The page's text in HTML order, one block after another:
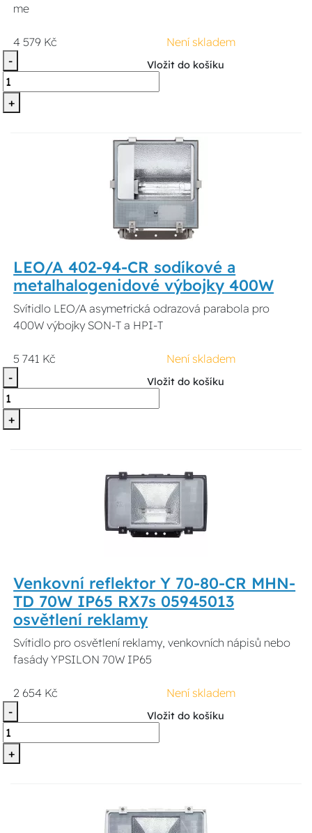
me
4 579 Kč
Není skladem
-
+
Vložit do košíku
LEO/A 402-94-CR sodíkové a
metalhalogenidové výbojky 400W
Svítidlo LEO/A asymetrická odrazová parabola pro
400W výbojky SON-T a HPI-T
5 741 Kč
Není skladem
-
+
Vložit do košíku
Venkovní reflektor Y 70-80-CR MHN-
TD 70W IP65 RX7s 05945013
osvětlení reklamy
Svítidlo pro osvětlení reklamy, venkovních nápisů nebo
fasády YPSILON 70W IP65
2 654 Kč
Není skladem
-
+
Vložit do košíku